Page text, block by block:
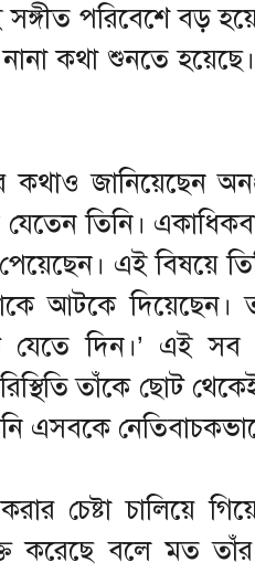
পরিবেশে বড়
কথা শুনতে
জানিয়েছেন
যেতেন তিনি।
এই বিষয়ে
আটকে
যেতে দিন।’ এই
তাঁকে ছোট
এসবকে
চেষ্টা চালিয়ে
করেছে বলে মত